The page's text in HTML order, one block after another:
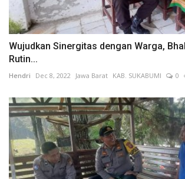
Wujudkan Sinergitas dengan Warga,
Rutin...
Hendri Dec 8, 2022 Jawa Barat KAB. SUKABUMI 0